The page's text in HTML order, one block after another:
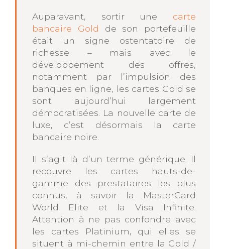
Auparavant, sortir une carte
bancaire Gold de son portefeuille
était un signe ostentatoire de
richesse – mais avec le
développement des offres,
notamment par l’impulsion des
banques en ligne, les cartes Gold se
sont aujourd’hui largement
démocratisées. La nouvelle carte de
luxe, c’est désormais la carte
bancaire noire.
Il s’agit là d’un terme générique. Il
recouvre les cartes hauts-de-
gamme des prestataires les plus
connus, à savoir la MasterCard
World Elite et la Visa Infinite.
Attention à ne pas confondre avec
les cartes Platinium, qui elles se
situent à mi-chemin entre la Gold /